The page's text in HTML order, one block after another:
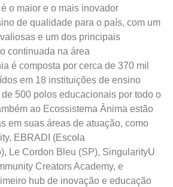
o maior e o mais inovador
de qualidade para o país, com um
e um dos principais
continuada na área
é composta por cerca de 370 mil
em 18 instituições de ensino
500 polos educacionais por todo o
ao Ecossistema Ânima estão
em suas áreas de atuação, como
EBRADI (Escola
Le Cordon Bleu (SP), SingularityU
Creators Academy, e
hub de inovação e educação